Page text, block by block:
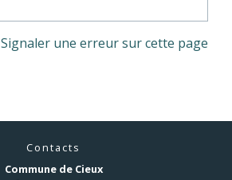
Signaler une erreur sur cette page
Contacts
Commune de Cieux